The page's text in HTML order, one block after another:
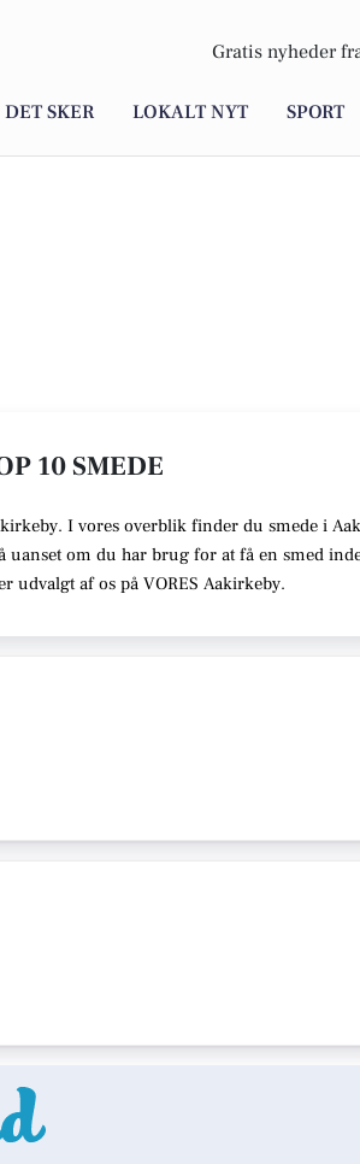
Gratis nyheder
DET SKER LOKALT NYT SPORT
10 SMEDE
I vores overblik finder du smede i
uanset om du har brug for at få en smed
udvalgt af os på VORES Aakirkeby.